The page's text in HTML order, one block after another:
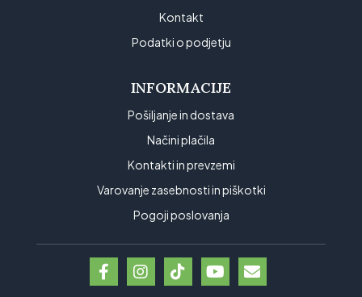
Kontakt
Podatki o podjetju
INFORMACIJE
Pošiljanje in dostava
Načini plačila
Kontakti in prevzemi
Varovanje zasebnosti in piškotki
Pogoji poslovanja